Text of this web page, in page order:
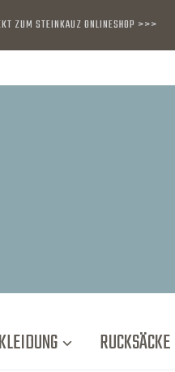
ZUM STEINKAUZ ONLINESHOP >>>
RUCKSÄCKE